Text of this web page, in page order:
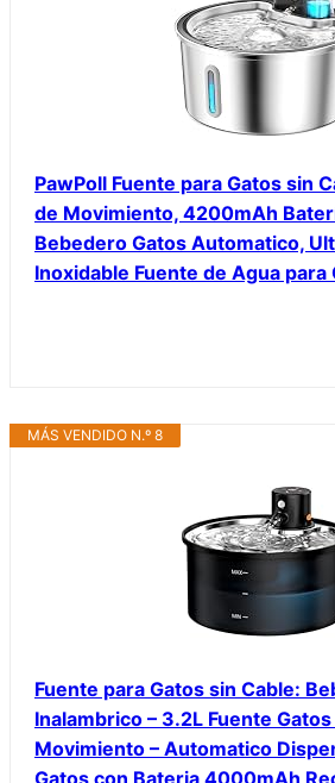
PawPoll Fuente para Gatos sin
de Movimiento, 4200mAh
Bebedero Gatos Automatico,
Inoxidable Fuente de Agua para
MÁS VENDIDO N.º 8
Fuente para Gatos sin Cable:
Inalambrico – 3.2L Fuente
Movimiento – Automatico
Gatos con Bateria 4000mAh